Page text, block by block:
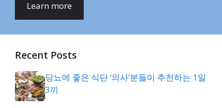
Learn more
Recent Posts
당뇨에 좋은 식단 ‘의사’분들이 추천하는 1일
3끼